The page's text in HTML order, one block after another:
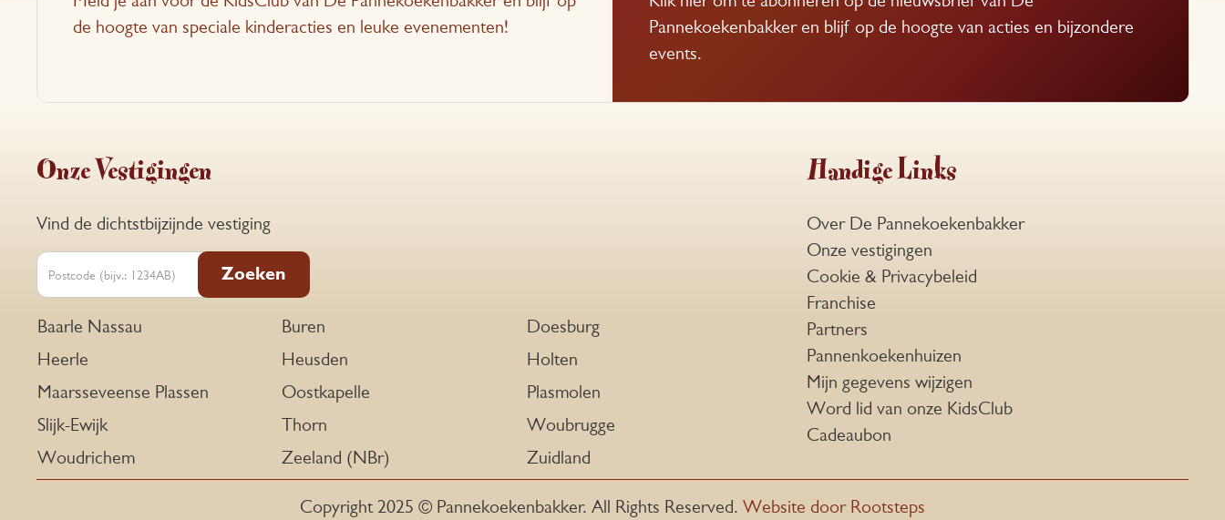
de hoogte van speciale kinderacties en leuke evenementen!
Pannekoekenbakker en blijf op de hoogte van acties en bijzondere
events.
Onze Vestigingen
Vind de dichtstbijzijnde vestiging
Zoeken
Baarle Nassau Buren
Doesburg
Heerle
Heusden
Holten
Maarsseveense Plassen
Oostkapelle
Plasmolen
Slijk-Ewijk
Thorn
Woubrugge
Woudrichem
Zeeland (NBr) Zuidland
Handige Links
Over De Pannekoekenbakker
Onze vestigingen
Cookie & Privacybeleid
Franchise
Partners
Pannenkoekenhuizen
Mijn gegevens wijzigen
Word lid van onze KidsClub
Cadeaubon
Copyright 2025 © Pannekoekenbakker. All Rights Reserved. Website door Rootsteps